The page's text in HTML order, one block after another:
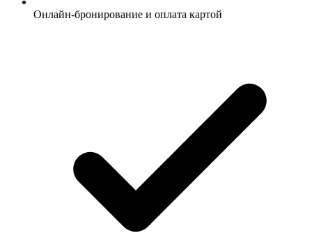
Онлайн-бронирование и оплата картой